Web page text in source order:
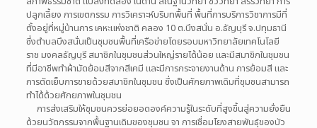
ปลูกเลี้ยง การเขตกรรม การวิเคราะห์บริบทพื้นที่ พื้นที่การบริการวิชาการมีที่
ตั้งอยู่ที่หมู่บ้านการ เคหะแห่งชาติ คลอง 10 ต.บึงสนั่น อ.ธัญบุรี จ.ปทุมธานี
ซึ่งตำบลบึงสนั่นเป็นชุมชนพื้นที่เครือข่ายโดยรอบมหาวิทยาลัยเทคโนโลยี
ราช มงคลธัญบุรี สมาชิกในชุมชนส่วนใหญ่รายได้น้อย และมีสมาชิกในชุมชน
ที่มีอาชีพทำผ้ามัดย้อมสีจากสีเคมี และมีการกระจายงานด้าน การย้อมสี และ
การตัดเย็บการขายด้วยสมาชิกในชุมชน ซึ่งเป็นศักยภาพเดิมที่ชุมชนสามารถ
ทำได้ด้วยศักยภาพในชุมชน
การส่งเสริมให้ชุมชนควรย่อยอดองค์ความรู้ในระดับที่สูงขึ้นสู่ความยั่งยืน
ด้วยนวัตกรรมจากพื้นฐานเดิมของชุมชน จา การเชื่อมโยงสายพันธุ์ของบัว